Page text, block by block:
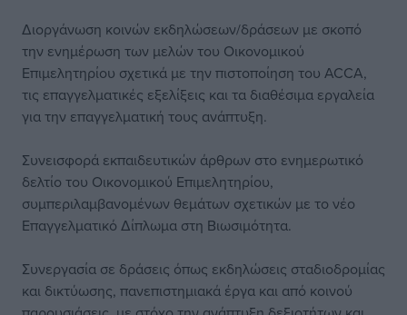
Διοργάνωση κοινών εκδηλώσεων/δράσεων με σκοπό
την ενημέρωση των μελών του Οικονομικού
Επιμελητηρίου σχετικά με την πιστοποίηση του ACCA,
τις επαγγελματικές εξελίξεις και τα διαθέσιμα εργαλεία
για την επαγγελματική τους ανάπτυξη.
Συνεισφορά εκπαιδευτικών άρθρων στο ενημερωτικό
δελτίο του Οικονομικού Επιμελητηρίου,
συμπεριλαμβανομένων θεμάτων σχετικών με το νέο
Επαγγελματικό Δίπλωμα στη Βιωσιμότητα.
Συνεργασία σε δράσεις όπως εκδηλώσεις σταδιοδρομίας
και δικτύωσης, πανεπιστημιακά έργα και από κοινού